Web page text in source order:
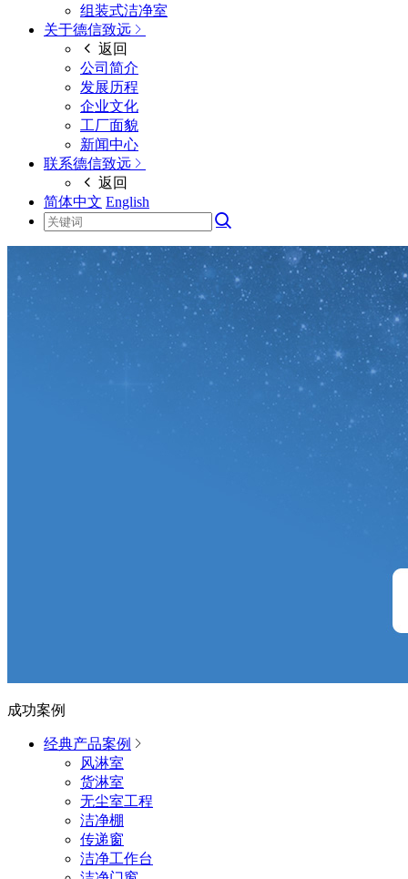
组装式洁净室
关于德信致远
返回
公司简介
发展历程
企业文化
工厂面貌
新闻中心
联系德信致远
返回
简体中文 English
成功案例
经典产品案例
风淋室
货淋室
无尘室工程
洁净棚
传递窗
洁净工作台